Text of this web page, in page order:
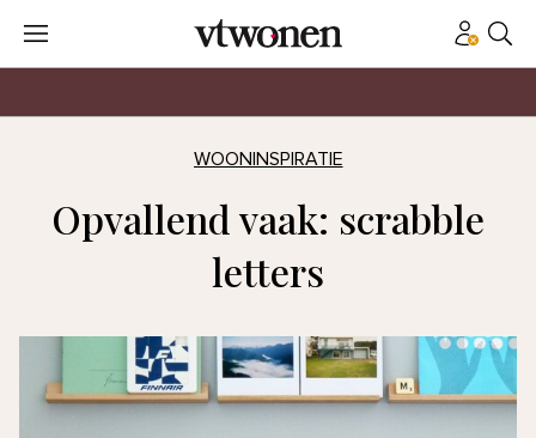
WOONINSPIRATIE
Opvallend vaak: scrabble
letters